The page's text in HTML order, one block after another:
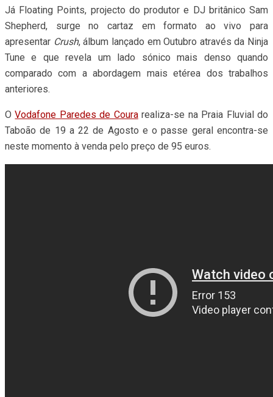
Já Floating Points, projecto do produtor e DJ britânico Sam
Shepherd, surge no cartaz em formato ao vivo para
apresentar Crush, álbum lançado em Outubro através da Ninja
Tune e que revela um lado sónico mais denso quando
comparado com a abordagem mais etérea dos trabalhos
anteriores.
OVodafone Paredes de Courarealiza-se na Praia Fluvial do
Taboão de 19 a 22 de Agosto e o passe geral encontra-se
neste momento à venda pelo preço de 95 euros.